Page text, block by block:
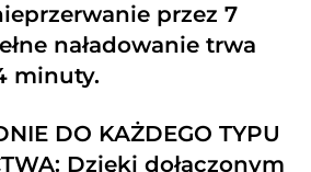
przez 7
naładowanie trwa
minuty.
DO KAŻDEGO TYPU
Dzięki dołączonym